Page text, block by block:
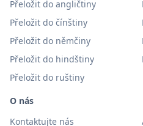
Přeložit do angličtiny
Přeložit do čínštiny
Přeložit do němčiny
Přeložit do hindštiny
Přeložit do ruštiny
O nás
Kontaktujte nás